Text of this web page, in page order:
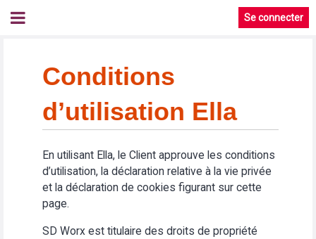
Se connecter
Conditions
d’utilisation Ella
En utilisant Ella, le Client approuve les conditions
d’utilisation, la déclaration relative à la vie privée
et la déclaration de cookies figurant sur cette
page.
SD Worx est titulaire des droits de propriété